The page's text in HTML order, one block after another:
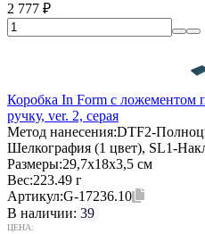
2 777 ₽
Коробка In Form с ложементом
ручку, ver. 2, серая
Метод нанесения:DTF2-
Шелкография (1 цвет), SL1-
Размеры:29,7х18х3,5 см
Вес:223.49 г
Артикул:G-17236.10
В наличии: 39
ЦЕНА: